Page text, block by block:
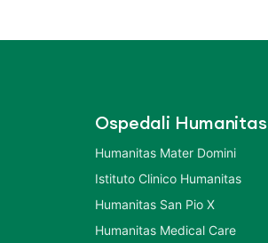
Ospedali Humanitas
Humanitas Mater Domini
Istituto Clinico Humanitas
Humanitas San Pio X
Humanitas Medical Care